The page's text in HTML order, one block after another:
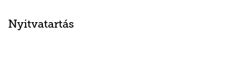
Nyitvatartás